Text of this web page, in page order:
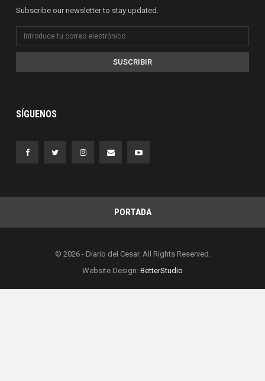
Subscribe our newsletter to stay updated.
SUSCRIBIR
SÍGUENOS
PORTADA
© 2026 - Diario del Cesar. All Rights Reserved.
Website Design: BetterStudio